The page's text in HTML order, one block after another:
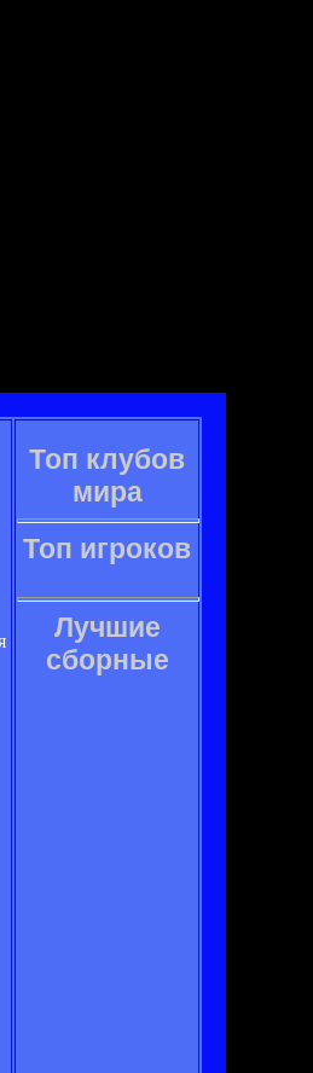
Топ клубов
мира
Топ игроков
Лучшие
сборные